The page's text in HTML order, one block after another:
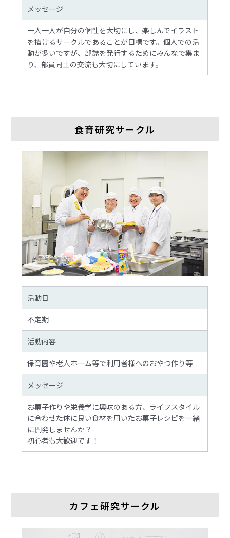
メッセージ
一人一人が自分の個性を大切にし、楽しんでイラスト
を描けるサークルであることが目標です。個人での活
動が多いですが、部誌を発行するためにみんなで集ま
り、部員同士の交流も大切にしています。
食育研究サークル
活動日
不定期
活動内容
保育園や老人ホーム等で利用者様へのおやつ作り等
メッセージ
お菓子作りや栄養学に興味のある方、ライフスタイル
に合わせた体に良い食材を用いたお菓子レシピを一緒
に開発しませんか？
初心者も大歓迎です！
カフェ研究サークル